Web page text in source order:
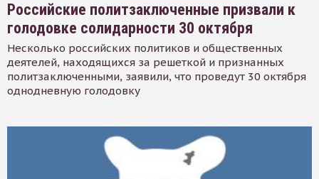
Российские политзаключенные призвали к
голодовке солидарности 30 октября
Несколько российских политиков и общественных
деятелей, находящихся за решеткой и признанных
политзаключенными, заявили, что проведут 30 октября
однодневную голодовку